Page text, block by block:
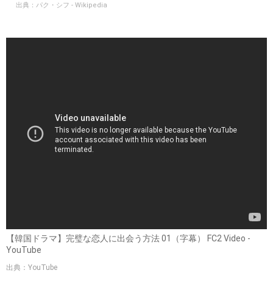
出典： パク・シフ - Wikipedia
【韓国ドラマ】完璧な恋人に出会う方法 01（字幕） FC2 Video -
YouTube
出典：YouTube